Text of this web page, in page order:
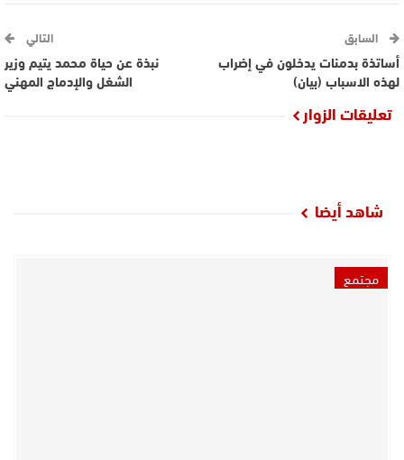
السابق
أساتذة بدمنات يدخلون في إضراب
لهذه الاسباب (بيان)
التالي
نبذة عن حياة محمد يتيم وزير
الشغل والإدماج المهني
تعليقات الزوار
شاهد أيضا
مجتمع